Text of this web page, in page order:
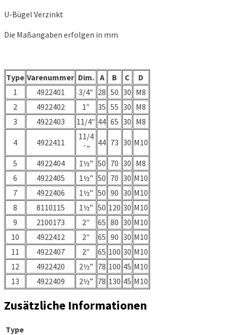
U-Bügel Verzinkt
Die Maßangaben erfolgen in mm
Type Varenummer Dim. A B C
D
1
4922401 3/4″ 28 50 30 M8
2
4922402 1″ 35 55 30 M8
3
4922403 11/4″ 44 65 30 M8
4 4922411
11/4
´”
44 73 30 M10
5 4922404 1½” 50 70 30 M8
6
4922405 1½” 50 70 30 M10
7
4922406 1½” 50 90 30 M10
8
8110115 1½” 50 120 30 M10
9
2100173 2″ 65 80 30 M10
10
4922412 2″ 65 90 30 M10
11
4922407 2″ 65 100 30 M10
12
4922420 2½” 78 100 45 M10
13
4922409 2½” 78 130 45 M10
Zusätzliche Informationen
Type